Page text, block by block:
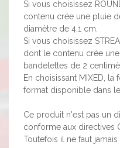
Si vous choisissez
contenu crée une pluie
diamètre de 4,1 cm.
Si vous choisissez
dont le contenu crée
bandelettes de 2
En choisissant MIXED,
format disponible dans
Ce produit n'est pas un
conforme aux directives
Toutefois il ne faut